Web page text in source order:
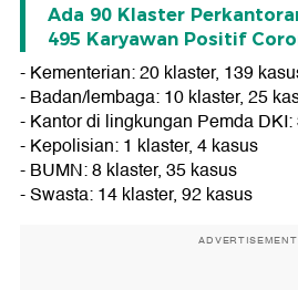
Ada 90 Klaster
495 Karyawan Positif
- Kementerian: 20 klaster, 139
- Badan/lembaga: 10 klaster, 25
- Kantor di lingkungan Pemda
- Kepolisian: 1 klaster, 4 kasus
- BUMN: 8 klaster, 35 kasus
- Swasta: 14 klaster, 92 kasus
ADVERTISEMENT